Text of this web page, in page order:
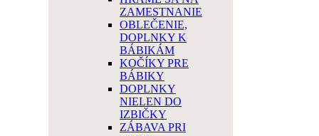
ZAMESTNANIE
OBLEČENIE,
DOPLNKY K
BÁBIKÁM
KOČÍKY PRE
BÁBIKY
DOPLNKY
NIELEN DO
IZBIČKY
ZÁBAVA PRI